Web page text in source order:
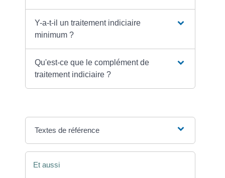
Y-a-t-il un traitement indiciaire
minimum ?
Qu'est-ce que le complément de
traitement indiciaire ?
Textes de référence
Et aussi